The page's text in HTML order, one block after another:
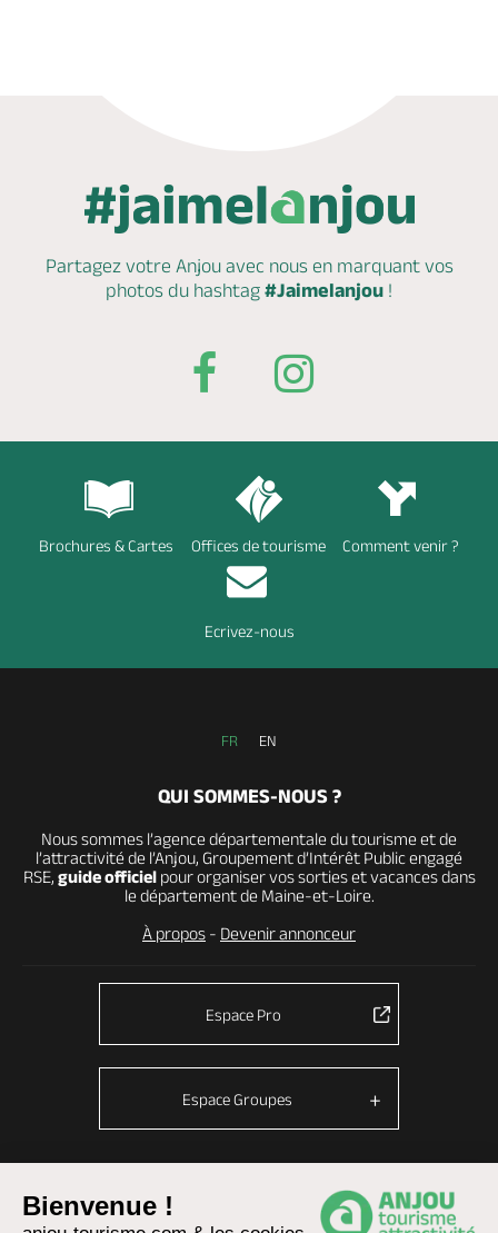
Bienvenue !
Partagez votre Anjou avec nous en marquantvos
photos du hashtag #Jaimelanjou !
Brochures & Cartes Offices de tourisme Comment venir ?
Ecrivez-nous
FR EN
QUI SOMMES-NOUS ?
Nous sommes l’agence départementale du tourisme et de
l’attractivité de l’Anjou, Groupement d’Intérêt Public engagé
RSE, guide officielpour organiser vos sorties et vacances dans
le département de Maine-et-Loire.
À propos - Devenir annonceur
Espace Pro
Espace Groupes
© Anjou tourisme 2026 - Fonctionnement du site